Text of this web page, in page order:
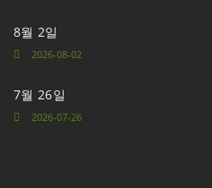
8월 2일
2026-08-02
7월 26일
2026-07-26